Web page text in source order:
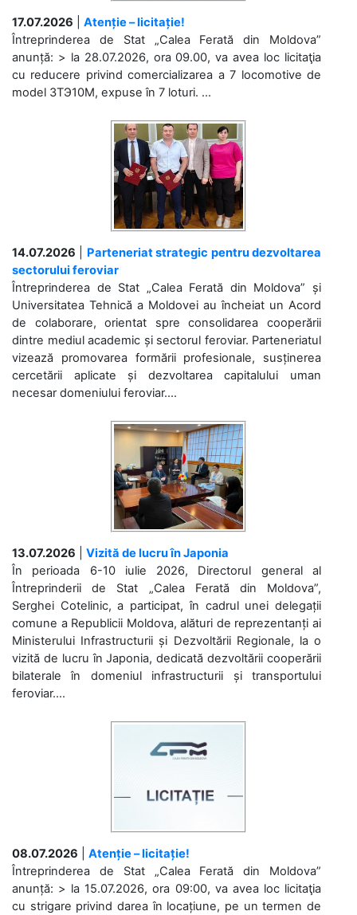
17.07.2026
Atenție – licitație!
Întreprinderea de Stat „Calea Ferată din Moldova”
anunță: > la 28.07.2026, ora 09.00, va avea loc licitaţia
cu reducere privind comercializarea a 7 locomotive de
model 3ТЭ10М, expuse în 7 loturi. ...
14.07.2026
Parteneriat strategic pentru dezvoltarea
sectorului feroviar
Întreprinderea de Stat „Calea Ferată din Moldova” și
Universitatea Tehnică a Moldovei au încheiat un Acord
de colaborare, orientat spre consolidarea cooperării
dintre mediul academic și sectorul feroviar. Parteneriatul
vizează promovarea formării profesionale, susținerea
cercetării aplicate și dezvoltarea capitalului uman
necesar domeniului feroviar....
13.07.2026
Vizită de lucru în Japonia
În perioada 6-10 iulie 2026, Directorul general al
Întreprinderii de Stat „Calea Ferată din Moldova”,
Serghei Cotelinic, a participat, în cadrul unei delegații
comune a Republicii Moldova, alături de reprezentanți ai
Ministerului Infrastructurii și Dezvoltării Regionale, la o
vizită de lucru în Japonia, dedicată dezvoltării cooperării
bilaterale în domeniul infrastructurii și transportului
feroviar....
08.07.2026
Atenție – licitație!
Întreprinderea de Stat „Calea Ferată din Moldova”
anunță: > la 15.07.2026, ora 09:00, va avea loc licitaţia
cu strigare privind darea în locațiune, pe un termen de